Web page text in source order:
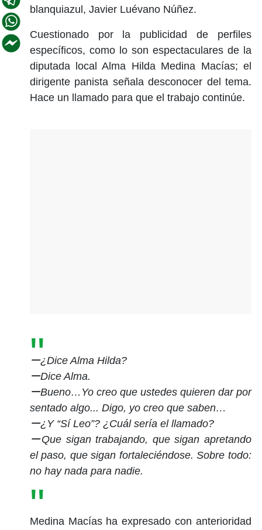
blanquiazul, Javier Luévano Núñez.
Cuestionado por la publicidad de perfiles
específicos, como lo son espectaculares de la
diputada local Alma Hilda Medina Macías; el
dirigente panista señala desconocer del tema.
Hace un llamado para que el trabajo continúe.
ー¿Dice Alma Hilda?
ーDice Alma.
ーBueno…Yo creo que ustedes quieren dar por
sentado algo... Digo, yo creo que saben…
ー¿Y “Sí Leo”? ¿Cuál sería el llamado?
ーQue sigan trabajando, que sigan apretando
el paso, que sigan fortaleciéndose. Sobre todo:
no hay nada para nadie.
Medina Macías ha expresado con anterioridad